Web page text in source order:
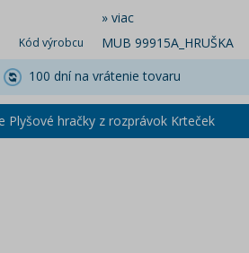
» viac
Kód výrobcu
MUB 99915A_HRUŠKA
100 dní na vrátenie tovaru
Plyšové hračky z rozprávok Krteček